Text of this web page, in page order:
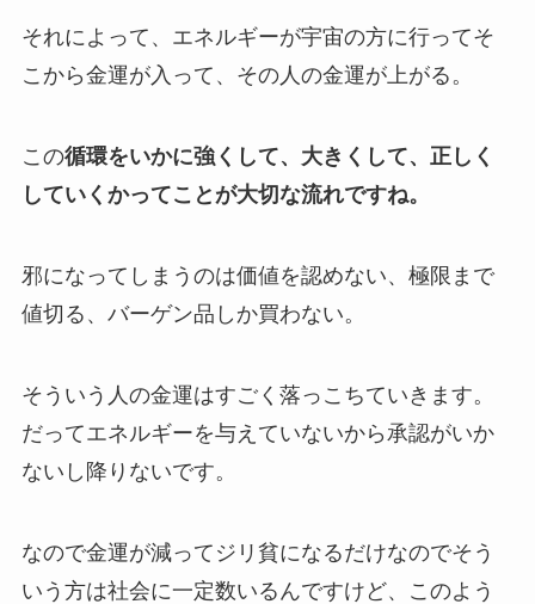
それによって、エネルギーが宇宙の方に行ってそ
こから金運が入って、その人の金運が上がる。
この循環をいかに強くして、大きくして、正しく
していくかってことが大切な流れですね。
邪になってしまうのは価値を認めない、極限まで
値切る、バーゲン品しか買わない。
そういう人の金運はすごく落っこちていきます。
だってエネルギーを与えていないから承認がいか
ないし降りないです。
なので金運が減ってジリ貧になるだけなのでそう
いう方は社会に一定数いるんですけど、このよう